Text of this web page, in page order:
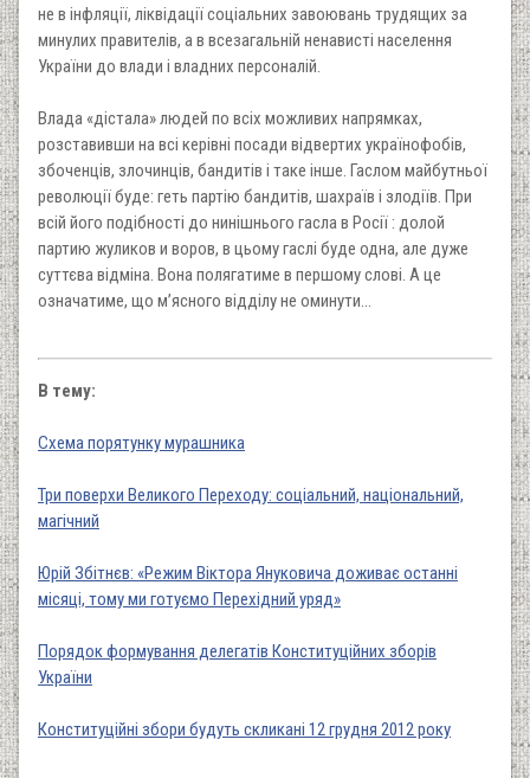
не в інфляції, ліквідації соціальних завоювань трудящих за
минулих правителів, а в всезагальній ненависті населення
України до влади і владних персоналій.
Влада «дістала» людей по всіх можливих напрямках,
розставивши на всі керівні посади відвертих українофобів,
збоченців, злочинців, бандитів і таке інше. Гаслом майбутньої
революції буде: геть партію бандитів, шахраїв і злодіїв. При
всій його подібності до нинішнього гасла в Росії : долой
партию жуликов и воров, в цьому гаслі буде одна, але дуже
суттєва відміна. Вона полягатиме в першому слові. А це
означатиме, що м’ясного відділу не оминути…
В тему:
Схема порятунку мурашника
Три поверхи Великого Переходу: соціальний, національний,
магічний
Юрій Збітнєв: «Режим Віктора Януковича доживає останні
місяці, тому ми готуємо Перехідний уряд»
Порядок формування делегатів Конституційних зборів
України
Конституційні збори будуть скликані 12 грудня 2012 року